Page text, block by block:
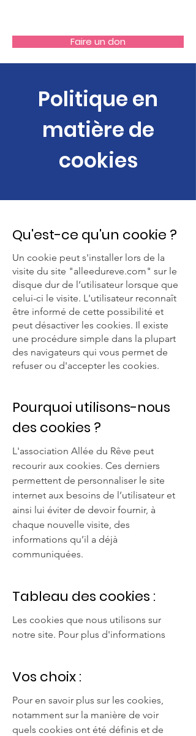
Faire un don
Politique en
matière de
cookies
Qu'est-ce qu'un cookie ?
Un cookie peut s'installer lors de la
visite du site "alleedureve.com" sur le
disque dur de l’utilisateur lorsque que
celui-ci le visite. L'utilisateur reconnaît
être informé de cette possibilité et
peut désactiver les cookies. Il existe
une procédure simple dans la plupart
des navigateurs qui vous permet de
refuser ou d'accepter les cookies.
Pourquoi utilisons-nous
des cookies ?
L'association Allée du Rêve peut
recourir aux cookies. Ces derniers
permettent de personnaliser le site
internet aux besoins de l’utilisateur et
ainsi lui éviter de devoir fournir, à
chaque nouvelle visite, des
informations qu’il a déjà
communiquées.
Tableau des cookies :
Les cookies que nous utilisons sur
notre site. Pour plus d'informations
Vos choix :
Pour en savoir plus sur les cookies,
notamment sur la manière de voir
quels cookies ont été définis et de